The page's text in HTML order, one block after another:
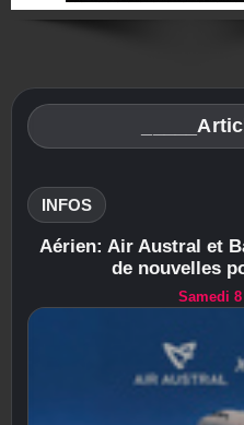
INFOS
Aérien: Air Austral et
de nouvelles
Samedi